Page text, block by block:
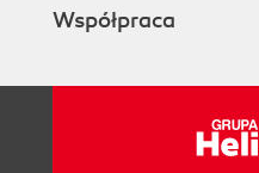
Współpraca